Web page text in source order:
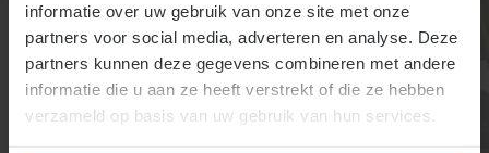
informatie over uw gebruik van onze site met onze
partners voor social media, adverteren en analyse. Deze
partners kunnen deze gegevens combineren met andere
informatie die u aan ze heeft verstrekt of die ze hebben
verzameld op basis van uw gebruik van hun services.
Transitievergoeding en
vergoeding naar
billijkheid